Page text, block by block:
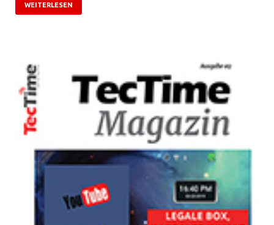
WEITERLESEN